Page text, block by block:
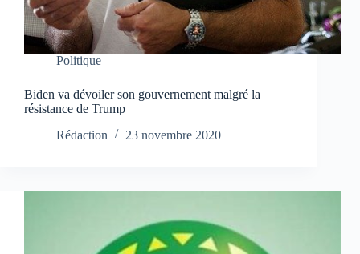
Politique
Biden va dévoiler son gouvernement malgré la
résistance de Trump
Rédaction
23 novembre 2020